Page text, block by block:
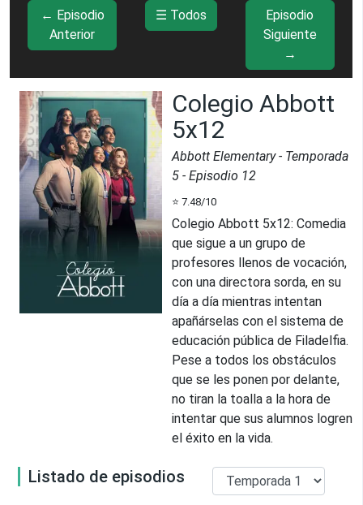
← Episodio
Anterior
☰ Todos
Episodio
Siguiente
→
Colegio Abbott
5x12
Abbott Elementary- Temporada
5 - Episodio 12
⭐ 7.48/10
Colegio Abbott 5x12: Comedia
que sigue a un grupo de
profesores llenos de vocación,
con una directora sorda, en su
día a día mientras intentan
apañárselas con el sistema de
educación pública de Filadelfia.
Pese a todos los obstáculos
que se les ponen por delante,
no tiran la toalla a la hora de
intentar que sus alumnos logren
el éxito en la vida.
Listado de episodios